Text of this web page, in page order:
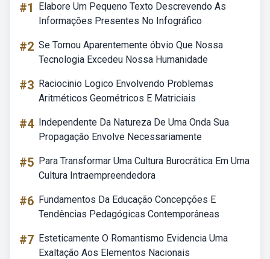
#1
Elabore Um Pequeno Texto Descrevendo As
Informações Presentes No Infográfico
#2 Se Tornou Aparentemente óbvio Que Nossa
Tecnologia Excedeu Nossa Humanidade
#3 Raciocinio Logico Envolvendo Problemas
Aritméticos Geométricos E Matriciais
#4 Independente Da Natureza De Uma Onda Sua
Propagação Envolve Necessariamente
#5 Para Transformar Uma Cultura Burocrática Em Uma
Cultura Intraempreendedora
#6 Fundamentos Da Educação Concepções E
Tendências Pedagógicas Contemporâneas
#7 Esteticamente O Romantismo Evidencia Uma
Exaltação Aos Elementos Nacionais